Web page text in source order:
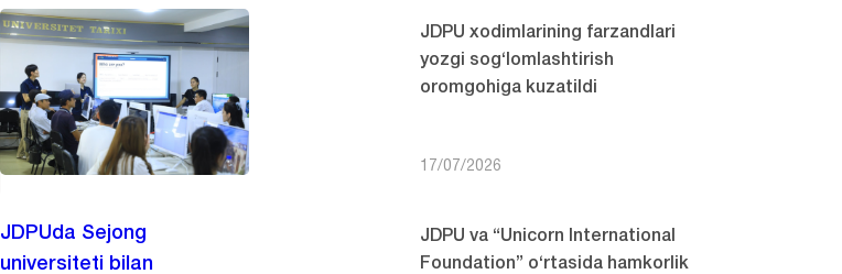
JDPUda Sejong
universiteti bilan
JDPU xodimlarining farzandlari
yozgi sog‘lomlashtirish
oromgohiga kuzatildi
17/07/2026
JDPU va “Unicorn International
Foundation” o‘rtasida hamkorlik